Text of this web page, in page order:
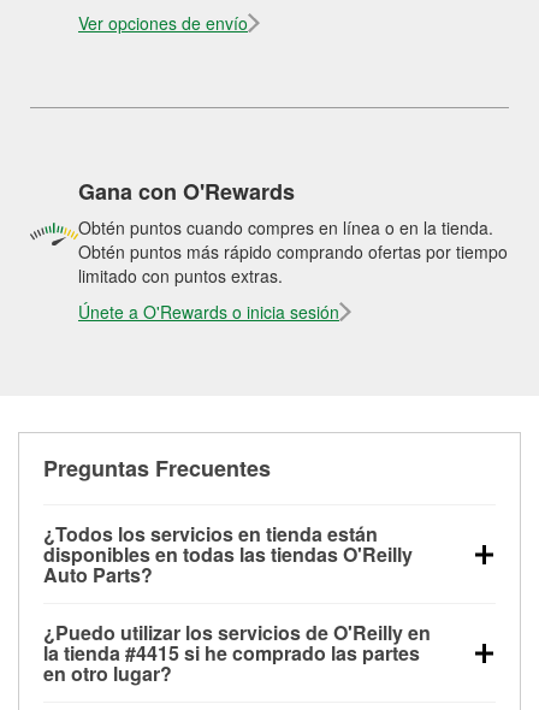
Ver opciones de envío
Gana con O'Rewards
Obtén puntos cuando compres en línea o en la tienda.
Obtén puntos más rápido comprando ofertas por tiempo
limitado con puntos extras.
Únete a O'Rewards o inicia sesión
Preguntas Frecuentes
¿Todos los servicios en tienda están
disponibles en todas las tiendas O'Reilly
Auto Parts?
las pruebas de batería, pruebas de alternador y
motor de arranque, revisión de la luz “Check Engine”
con O'Reilly VeriScan® e instalación de
¿Puedo utilizar los servicios de O'Reilly en
la tienda #4415 si he comprado las partes
en otro lugar?